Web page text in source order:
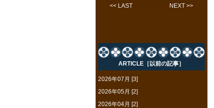
<< LAST NEXT >>
ARTICLE［以前の記事］
2026年07月 [3]
2026年05月 [2]
2026年04月 [2]